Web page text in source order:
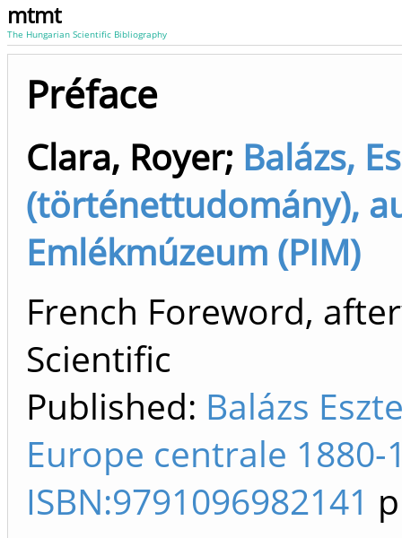
mtmt
The Hungarian Scientific Bibliography
Préface
Clara, Royer; Balázs,
(történettudomány),
Emlékmúzeum (PIM)
French Foreword,
Scientific
Published: Balázs
Europe centrale 1880-
ISBN:9791096982141